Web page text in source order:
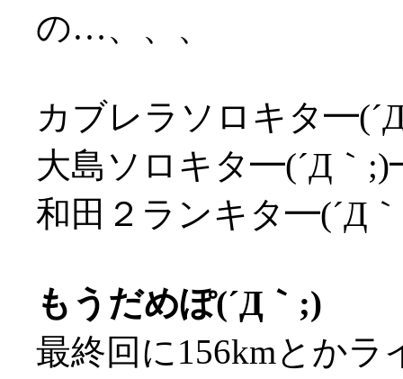
の…、、、
カブレラソロキタ
大島ソロキタ━(´Д｀
和田２ランキタ━(´Д
もうだめぽ(´Д｀;)
最終回に156kmとか